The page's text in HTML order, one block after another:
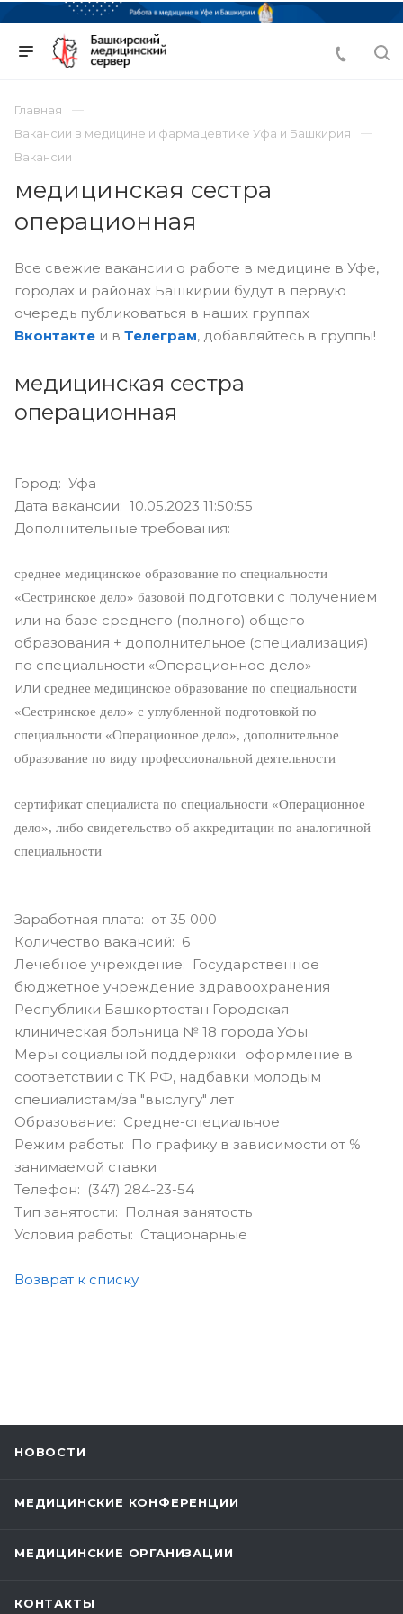
Главная
Вакансии в медицине и фармацевтике Уфа и Башкирия
Вакансии
медицинская сестра
операционная
Все свежие вакансии о работе в медицине в Уфе,
городах и районах Башкирии будут в первую
очередь публиковаться в наших группах
Вконтакте и в Телеграм, добавляйтесь в группы!
медицинская сестра
операционная
Город: Уфа
Дата вакансии: 10.05.2023 11:50:55
Дополнительные требования:
среднее медицинское образование по специальности
«Сестринское дело» базовой подготовки с получением
или на базе среднего (полного) общего
образования + дополнительное (специализация)
по специальности «Операционное дело»
или среднее медицинское образование по специальности
«Сестринское дело» с углубленной подготовкой по
специальности «Операционное дело», дополнительное
образование по виду профессиональной деятельности
сертификат специалиста по специальности «Операционное
дело», либо свидетельство об аккредитации по аналогичной
специальности
Заработная плата: от 35 000
Количество вакансий: 6
Лечебное учреждение: Государственное
бюджетное учреждение здравоохранения
Республики Башкортостан Городская
клиническая больница № 18 города Уфы
Меры социальной поддержки: оформление в
соответствии с ТК РФ, надбавки молодым
специалистам/за "выслугу" лет
Образование: Средне-специальное
Режим работы: По графику в зависимости от %
занимаемой ставки
Телефон: (347) 284-23-54
Тип занятости: Полная занятость
Условия работы: Стационарные
Возврат к списку
НОВОСТИ
МЕДИЦИНСКИЕ КОНФЕРЕНЦИИ
МЕДИЦИНСКИЕ ОРГАНИЗАЦИИ
КОНТАКТЫ